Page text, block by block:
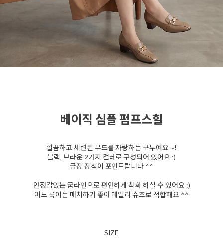
베이직 심플 펌프스힐
깔끔하고 세련된 무드를 자랑하는 구두예요 ~!
블랙, 브라운 2가지 컬러로 구성되어 있어요 :)
금장 장식이 포인트랍니다 ^^
안정감있는 굽라인으로 편안하게 착화 하실 수 있어요 :)
어느 룩이든 매치하기 좋아 데일리 슈즈로 적합해요 ^^
SIZE